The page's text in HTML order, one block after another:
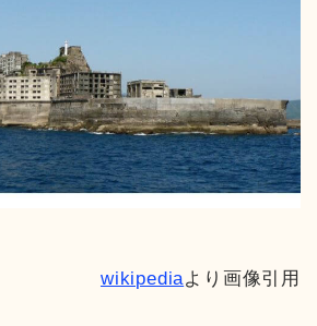
wikipediaより画像引用